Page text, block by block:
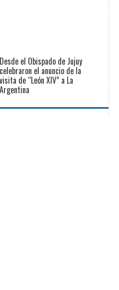
Desde el Obispado de Jujuy
celebraron el anuncio de la
visita de “León XIV” a La
Argentina